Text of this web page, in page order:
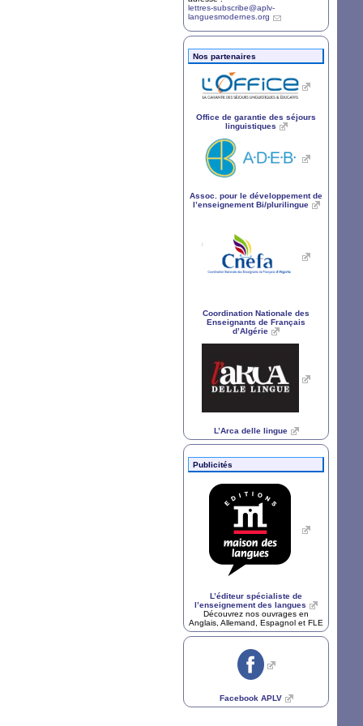
lettres-subscribe@aplv-
languesmodernes.org
Nos partenaires
Office de garantie des séjours
linguistiques
Assoc. pour le développement de
l’enseignement Bi/plurilingue
Coordination Nationale des
Enseignants de Français
d’Algérie
L’Arca delle lingue
Publicités
L’éditeur spécialiste de
l’enseignement des langues
Découvrez nos ouvrages en
Anglais, Allemand, Espagnol et FLE
Facebook APLV